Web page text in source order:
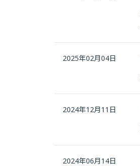
2025年02月04日
2024年12月11日
2024年06月14日